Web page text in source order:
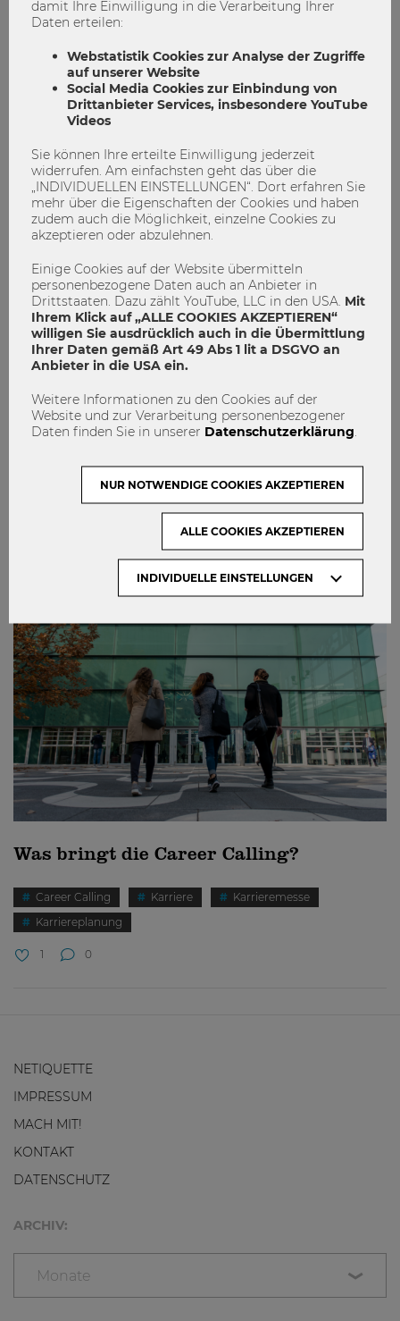
0 0
ENGAGIEREN
Networking sinnvoll ist.
Was bringt die Career Calling?
Career Calling Karriere
Karrieremesse
Karriereplanung
1 0
NETIQUETTE
IMPRESSUM
MACH MIT!
KONTAKT
DATENSCHUTZ
ARCHIV:
Monate
damit Ihre Einwilligung in die Verarbeitung Ihrer
Daten erteilen:
Webstatistik Cookies zur Analyse der Zugriffe
auf unserer Website
Social Media Cookies zur Einbindung von
Drittanbieter Services, insbesondere YouTube
Videos
Sie können Ihre erteilte Einwilligung jederzeit
widerrufen. Am einfachsten geht das über die
„INDIVIDUELLEN EINSTELLUNGEN“. Dort erfahren Sie
mehr über die Eigenschaften der Cookies und haben
zudem auch die Möglichkeit, einzelne Cookies zu
akzeptieren oder abzulehnen.
Einige Cookies auf der Website übermitteln
personenbezogene Daten auch an Anbieter in
Drittstaaten. Dazu zählt YouTube, LLC in den USA. Mit
Ihrem Klick auf „ALLE COOKIES AKZEPTIEREN“
willigen Sie ausdrücklich auch in die Übermittlung
Ihrer Daten gemäß Art 49 Abs 1 lit a DSGVO an
Anbieter in die USA ein.
Weitere Informationen zu den Cookies auf der
Website und zur Verarbeitung personenbezogener
Daten finden Sie in unserer Datenschutzerklärung
INDIVIDUELLE EINSTELLUNGEN
NUR NOTWENDIGE COOKIES AKZEPTIEREN
ALLE COOKIES AKZEPTIEREN